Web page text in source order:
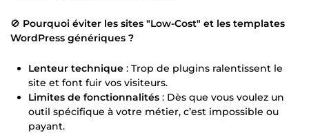
🚫 Pourquoi éviter les sites "Low-Cost" et les templates
WordPress génériques ?
Lenteur technique : Trop de plugins ralentissent le
site et font fuir vos visiteurs.
Limites de fonctionnalités : Dès que vous voulez un
outil spécifique à votre métier, c’est impossible ou
payant.